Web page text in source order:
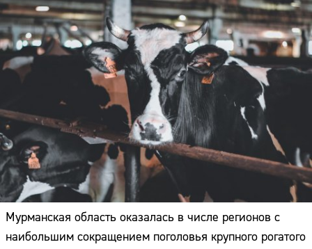
Мурманская область оказалась в числе регионов с
наибольшим сокращением поголовья крупного рогатого